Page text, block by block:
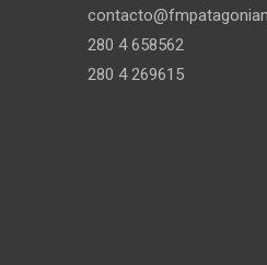
280 4 658562
280 4 269615